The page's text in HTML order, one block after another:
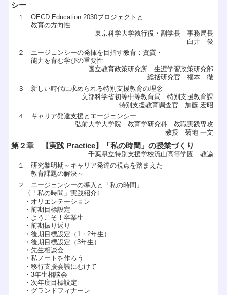
シー
１ OECD Education 2030プロジェクトと
教育の方向性
東京科学大学執行役・副学長 事務局長
白井 俊
２ エージェンシーの発揮を目指す教育：資質・
能力を育む学びの重要性
国立教育政策研究所 生涯学習政策研究部
総括研究官 福本 徹
３ 新しい時代に求められる特別支援教育の理念
文部科学省初等中等教育局 特別支援教育課
特別支援教育調査官 加藤 宏昭
４ キャリア発達支援とエージェンシー
弘前大学大学院 教育学研究科 教職実践専攻
教授 菊地 一文
第２章 【実践 Practice】「私の時間」の授業づくり
千葉県立特別支援学校流山高等学園 教諭
１ 研究黎明期～キャリア発達の視点を踏まえた
教育課題の解決～
２ エージェンシーの導入と「私の時間」
〈「私の時間」実践紹介〉
・オリエンテーション
・前期目標設定
・ようこそ！卒業生
・前期振り返り
・後期目標設定（1・2年生）
・後期目標設定（3年生）
・先生相談会
・私ノートを作ろう
・移行支援会議にむけて
・3年生相談会
・次年度目標設定
・グランドフィナーレ